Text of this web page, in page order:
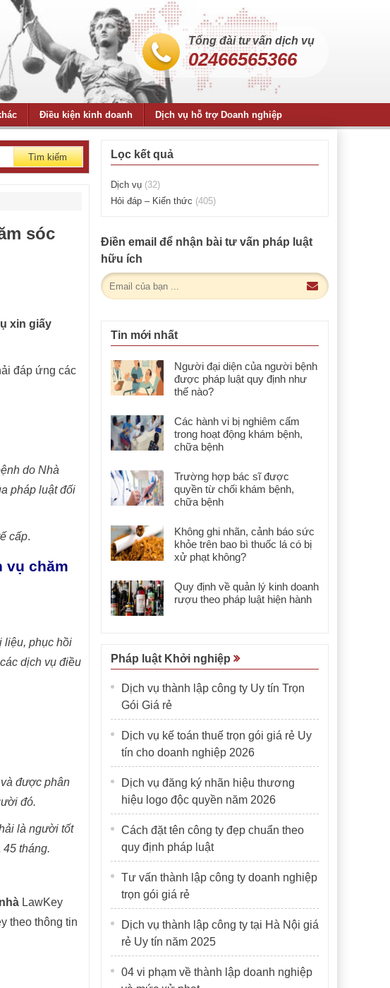
Tổng đài tư vấn dịch vụ
02466565366
Điều kiện kinh doanh Dịch vụ hỗ trợ Doanh nghiệp
Tìm kiếm
sóc
xin giấy
đáp ứng các
do Nhà
pháp luật đối
cấp.
vụ chăm
liệu, phục hồi
dịch vụ điều
được phân
đó.
là người tốt
tháng.
LawKey
theo thông tin
Lọc kết quả
Dịch vụ (32)
Hỏi đáp – Kiến thức (405)
Điền email để nhận bài tư vấn pháp luật
hữu ích
Tin mới nhất
Người đại diện của người bệnh
được pháp luật quy định như
thế nào?
Các hành vi bị nghiêm cấm
trong hoạt động khám bệnh,
chữa bệnh
Trường hợp bác sĩ được
quyền từ chối khám bệnh,
chữa bệnh
Không ghi nhãn, cảnh báo sức
khỏe trên bao bì thuốc lá có bị
xử phạt không?
Quy định về quản lý kinh doanh
rượu theo pháp luật hiện hành
Pháp luật Khởi nghiệp
Dịch vụ thành lập công ty Uy tín Trọn
Gói Giá rẻ
Dịch vụ kế toán thuế trọn gói giá rẻ Uy
tín cho doanh nghiệp 2026
Dịch vụ đăng ký nhãn hiệu thương
hiệu logo độc quyền năm 2026
Cách đặt tên công ty đẹp chuẩn theo
quy định pháp luật
Tư vấn thành lập công ty doanh nghiệp
trọn gói giá rẻ
Dịch vụ thành lập công ty tại Hà Nội giá
rẻ Uy tín năm 2025
04 vi phạm về thành lập doanh nghiệp